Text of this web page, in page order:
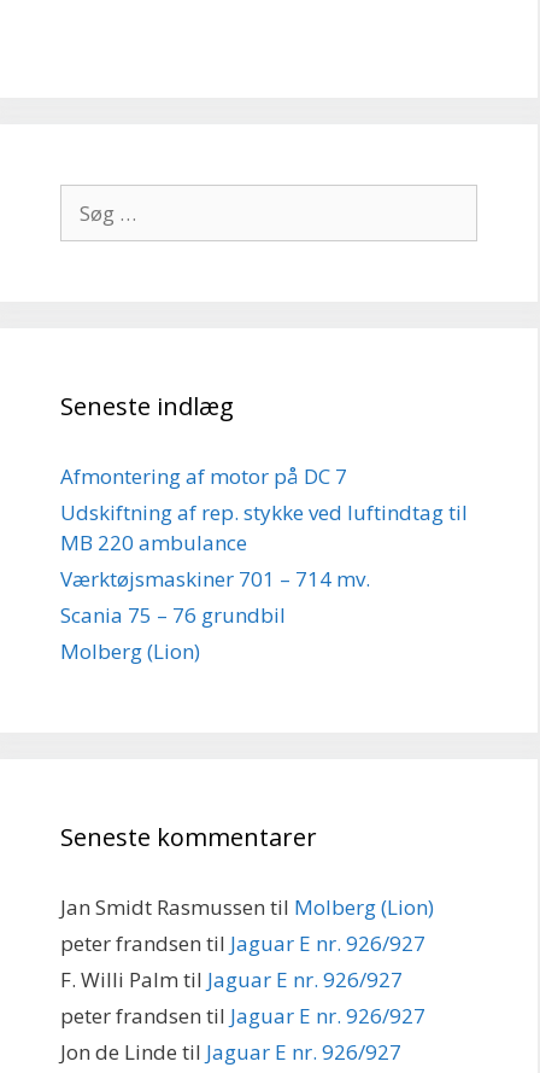
efter:
Seneste indlæg
Afmontering af motor på DC 7
Udskiftning af rep. stykke ved luftindtag til
MB 220 ambulance
Værktøjsmaskiner 701 – 714 mv.
Scania 75 – 76 grundbil
Molberg (Lion)
Seneste kommentarer
Jan Smidt Rasmussen til Molberg (Lion)
peter frandsen til Jaguar E nr. 926/927
F. Willi Palm til Jaguar E nr. 926/927
peter frandsen til Jaguar E nr. 926/927
Jon de Linde til Jaguar E nr. 926/927